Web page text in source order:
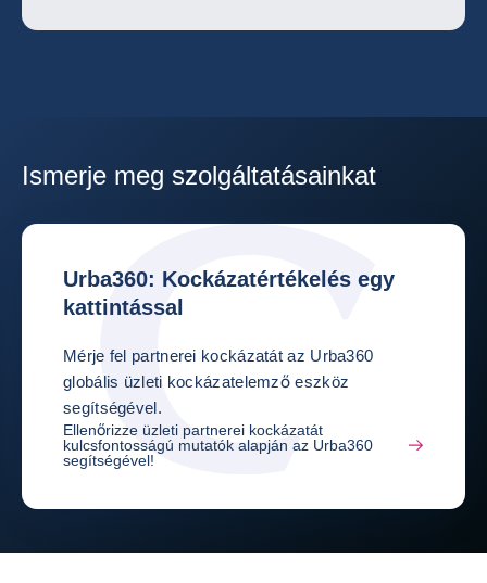
Ismerje meg szolgáltatásainkat
Urba360: Kockázatértékelés egy
kattintással
Mérje fel partnerei kockázatát az Urba360
globális üzleti kockázatelemző eszköz
segítségével.
Ellenőrizze üzleti partnerei kockázatát
kulcsfontosságú mutatók alapján az Urba360
segítségével!